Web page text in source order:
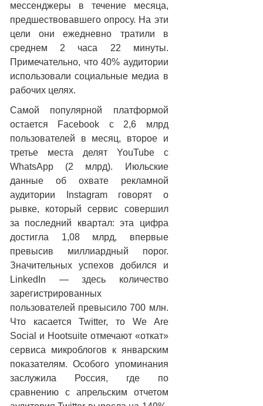
мессенджеры в течение месяца,
предшествовавшего опросу. На эти
цели они ежедневно тратили в
среднем 2 часа 22 минуты.
Примечательно, что 40% аудитории
использовали социальные медиа в
рабочих целях.
Самой популярной платформой
остается Facebook с 2,6 млрд
пользователей в месяц, второе и
третье места делят YouTube с
WhatsApp (2 млрд). Июльские
данные об охвате рекламной
аудитории Instagram говорят о
рывке, который сервис совершил
за последний квартал: эта цифра
достигла 1,08 млрд, впервые
превысив миллиардный порог.
Значительных успехов добился и
LinkedIn — здесь количество
зарегистрированных
пользователей превысило 700 млн.
Что касается Twitter, то We Are
Social и Hootsuite отмечают «откат»
сервиса микроблогов к январским
показателям. Особого упоминания
заслужила Россия, где по
сравнению с апрельским отчетом